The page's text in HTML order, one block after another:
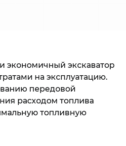
экономичный экскаватор
на эксплуатацию.
передовой
расходом топлива
топливную